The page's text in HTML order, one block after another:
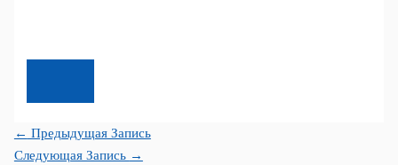
← Предыдущая Запись
Следующая Запись →